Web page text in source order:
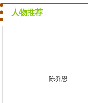
人物推荐
陈乔恩